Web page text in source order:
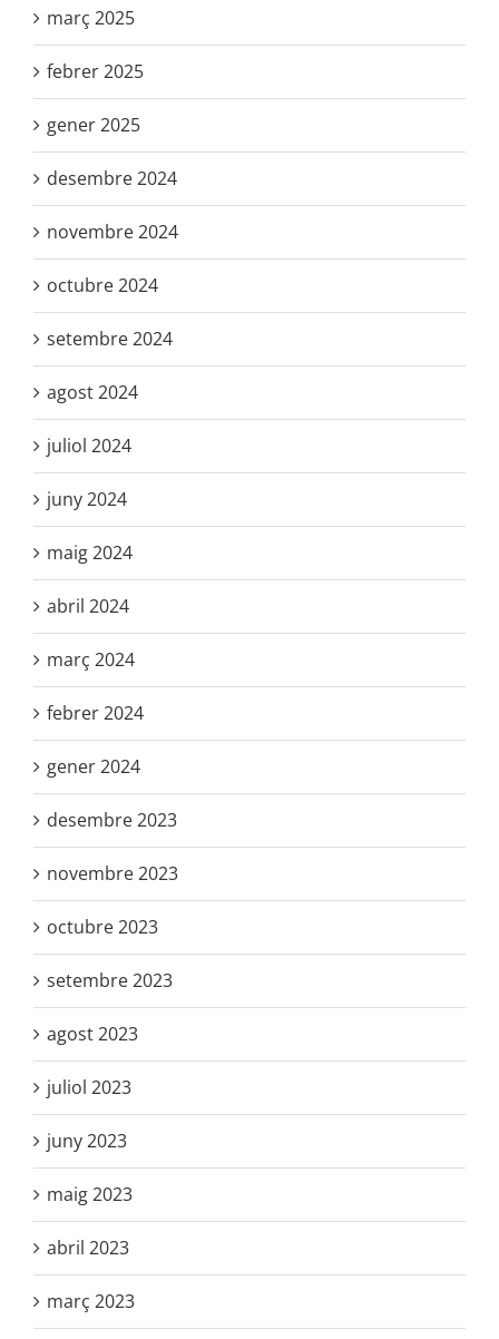
març 2025
febrer 2025
gener 2025
desembre 2024
novembre 2024
octubre 2024
setembre 2024
agost 2024
juliol 2024
juny 2024
maig 2024
abril 2024
març 2024
febrer 2024
gener 2024
desembre 2023
novembre 2023
octubre 2023
setembre 2023
agost 2023
juliol 2023
juny 2023
maig 2023
abril 2023
març 2023